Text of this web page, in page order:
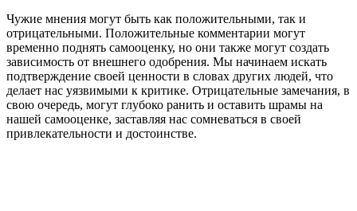
Чужие мнения могут быть как положительными, так и
отрицательными. Положительные комментарии могут
временно поднять самооценку, но они также могут создать
зависимость от внешнего одобрения. Мы начинаем искать
подтверждение своей ценности в словах других людей, что
делает нас уязвимыми к критике. Отрицательные замечания, в
свою очередь, могут глубоко ранить и оставить шрамы на
нашей самооценке, заставляя нас сомневаться в своей
привлекательности и достоинстве.